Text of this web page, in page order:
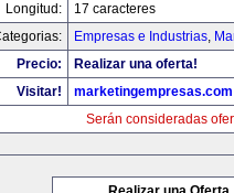
Longitud:
17 caracteres
Empresas e Industrias,
Precio:
Realizar una oferta!
Visitar!
marketingempresas.com
Serán consideradas